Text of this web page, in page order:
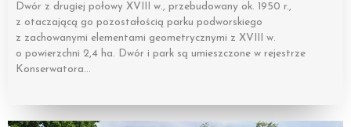
Dwór z drugiej połowy XVIII w., przebudowany ok. 1950 r.,
z otaczającą go pozostałością parku podworskiego
z zachowanymi elementami geometrycznymi z XVIII w.
o powierzchni 2,4 ha. Dwór i park są umieszczone w rejestrze
Konserwatora…